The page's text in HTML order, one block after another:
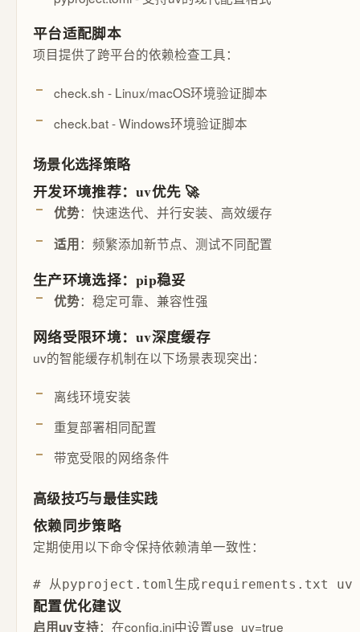
平台适配脚本
项目提供了跨平台的依赖检查工具：
check.sh - Linux/macOS环境验证脚本
check.bat - Windows环境验证脚本
场景化选择策略
开发环境推荐：uv优先 🚀
优势：快速迭代、并行安装、高效缓存
适用：频繁添加新节点、测试不同配置
生产环境选择：pip稳妥
优势：稳定可靠、兼容性强
网络受限环境：uv深度缓存
uv的智能缓存机制在以下场景表现突出：
离线环境安装
重复部署相同配置
带宽受限的网络条件
高级技巧与最佳实践
依赖同步策略
定期使用以下命令保持依赖清单一致性：
# 从pyproject.toml生成requirements.txt
配置优化建议
启用uv支持：在config.ini中设置use_uv=true